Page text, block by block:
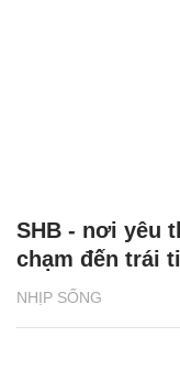
NHỊP SỐNG
SHB - nơi yêu
chạm đến trái